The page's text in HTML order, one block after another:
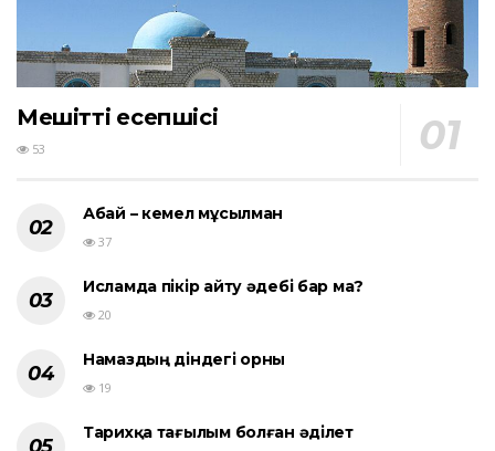
Мешіттің есепшісі
53
Абай – кемел мұсылман
37
Исламда пікір айту әдебі бар ма?
20
Намаздың діндегі орны
19
Тарихқа тағылым болған әділет